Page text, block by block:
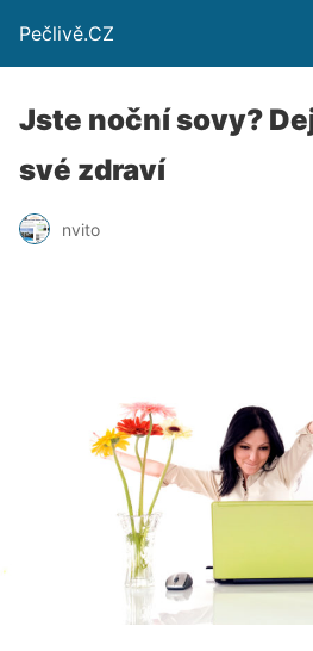
Pečlivě.CZ
Jste noční sovy?
své zdraví
nvito